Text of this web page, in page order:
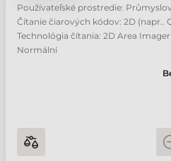
Používateľské prostredie:
Čítanie čiarových kódov: 2D (napr..
Technológia čítania: 2D Area
Normální